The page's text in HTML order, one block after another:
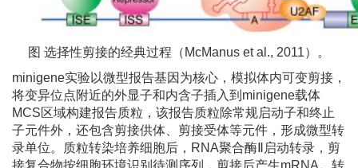
图 选择性剪接的经典过程（McManus et al., 2011）。
minigene实验以微型报告基因为核心，模拟体内可变剪接，
将变异位点附近的外显子和内含子插入到minigene载体
MCS区域构建报告质粒，该报告质粒除常规启动子和终止
子元件外，还包含剪接供体、剪接受体等元件，形成微型转
录单位。质粒转染培养细胞后，RNA聚合酶Ⅱ启动转录，剪
接复合物按细胞环境识别待测序列，剪接后产生mRNA。转